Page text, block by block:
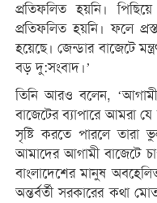
প্রতিফলিত হয়নি।
প্রতিফলিত হয়নি। ফলে
হয়েছে। জেন্ডার বাজেটে
বড় দু:সংবাদ।’
তিনি আরও বলেন,
বাজেটের ব্যাপারে আমরা
সৃষ্টি করতে পারলে তারা
আমাদের আগামী বাজেটে
বাংলাদেশের মানুষ
অন্তর্বর্তী সরকারের কথা